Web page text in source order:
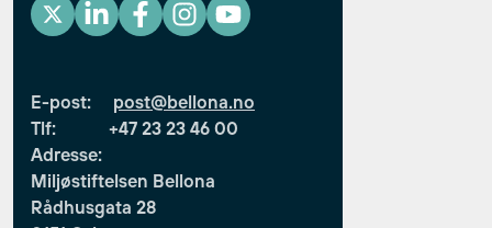
E-post: post@bellona.no
Tlf: +47 23 23 46 00
Adresse:
Miljøstiftelsen Bellona
Rådhusgata 28